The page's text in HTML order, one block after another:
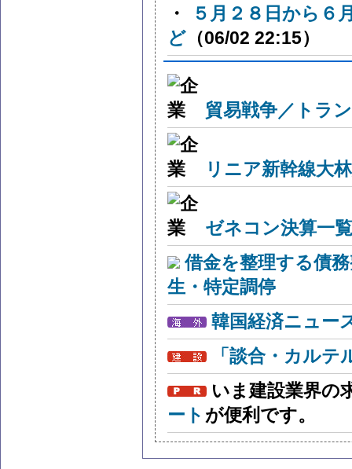
・
５月２８日から６
ど （06/02 22:15）
貿易戦争／トラ
リニア新幹線大
ゼネコン決算一
借金を整理する債
生・特定調停
韓国経済ニュー
「談合・カル
いま建設業界の
ート が便利です。